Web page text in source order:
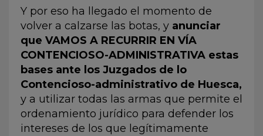
Y por eso ha llegado el momento de
volver a calzarse las botas, y anunciar
que VAMOS A RECURRIR EN VÍA
CONTENCIOSO-ADMINISTRATIVA estas
bases ante los Juzgados de lo
Contencioso-administrativo de Huesca,
y a utilizar todas las armas que permite el
ordenamiento jurídico para defender los
intereses de los que legítimamente